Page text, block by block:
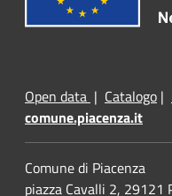
Open data | Catalogo |
comune.piacenza.it
Comune di Piacenza
piazza Cavalli 2, 29121